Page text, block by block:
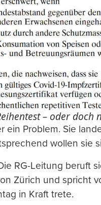
– oder doch
ein Problem. Sie
wollen sie
RG-Leitung beruft
Zürich und spricht
in Kraft trete.